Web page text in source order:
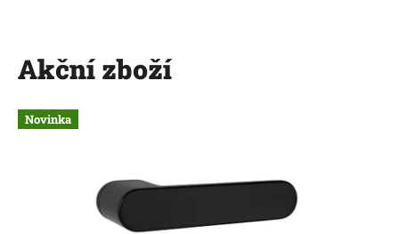
Akční zboží
Novinka